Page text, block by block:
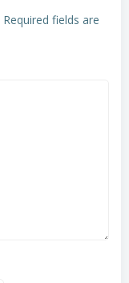
Required fields are